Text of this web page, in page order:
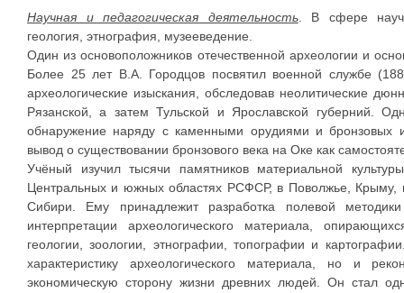
Научная и педагогическая деятельность. В сфере
геология, этнография, музееведение.
Один из основоположников отечественной археологии и
Более 25 лет В.А. Городцов посвятил военной службе
археологические изыскания, обследовав неолитические
Рязанской, а затем Тульской и Ярославской губерний.
обнаружение наряду с каменными орудиями и бронзовых
вывод о существовании бронзового века на Оке как
Учёный изучил тысячи памятников материальной
Центральных и южных областях РСФСР, в Поволжье, Крыму,
Сибири. Ему принадлежит разработка полевой
интерпретации археологического материала,
геологии, зоологии, этнографии, топографии и
характеристику археологического материала, но и
экономическую сторону жизни древних людей. Он стал